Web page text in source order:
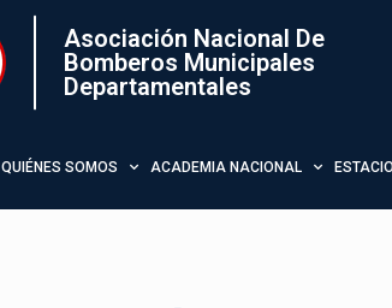
Asociación Nacional De
Bomberos Municipales
Departamentales
QUIÉNES SOMOS ACADEMIA NACIONAL